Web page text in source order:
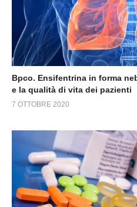
Bpco. Ensifentrina in forma
e la qualità di vita dei pazienti
7 OTTOBRE 2020